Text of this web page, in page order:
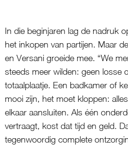
In die beginjaren lag de nadruk
het inkopen van partijen. Maar
en Versani groeide mee. “We
steeds meer wilden: geen losse
totaalplaatje. Een badkamer of
mooi zijn, het moet kloppen:
elkaar aansluiten. Als één
vertraagt, kost dat tijd en geld.
tegenwoordig complete